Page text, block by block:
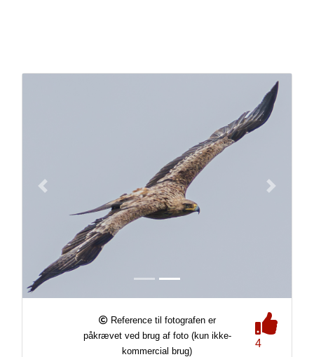
Reference til fotografen er
påkrævet ved brug af foto (kun ikke-
kommercial brug)
4